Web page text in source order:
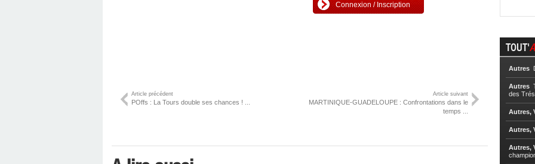
Connexion / Inscription
Article précédent
POffs : La Tours double ses chances ! ...
Article suivant
MARTINIQUE-GUADELOUPE : Confrontations dans le
temps ...
TOUT'
Autres
Autres
des
Autres,
Autres,
Autres,